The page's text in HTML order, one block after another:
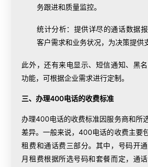
务跟进和质量监控。
统计分析：提供详尽的通话数据
客户需求和业务状况，为决策提供
此外，还有来电显示、短信通知、黑
功能，可根据企业需求进行定制。
三、办理400电话的收费标准
办理400电话的收费标准因服务商和所
差异。一般来说，400电话的收费主要
租费和通话费三部分。其中，号码开通
月租费根据所选号码和套餐而定，通